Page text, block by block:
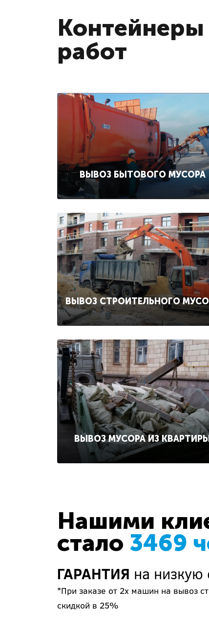
Контейнеры
работ
ВЫВОЗ БЫТОВОГО МУСОРА
ВЫВОЗ СТРОИТЕЛЬНОГО
ВЫВОЗ МУСОРА ИЗ
Нашими
стало 3469
ГАРАНТИЯ на низкую
*При заказе от 2х машин на вывоз
скидкой в 25%